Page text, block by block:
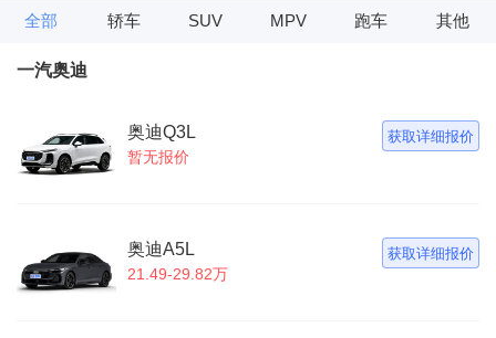
全部 轿车 SUV MPV 跑车 其他
一汽奥迪
奥迪Q3L
暂无报价
获取详细报价
奥迪A5L
21.49-29.82万
获取详细报价